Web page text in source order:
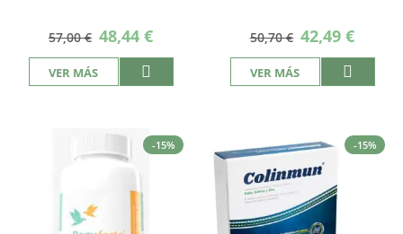
57,00 € Precio
especial
48,44 €
VER MÁS
50,70 € Precio
especial
42,49 €
VER MÁS
-15% -15%